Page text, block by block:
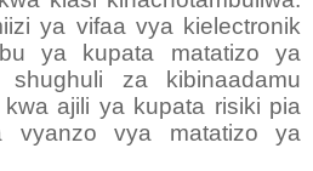
ya vifaa vya kielectronik
ya kupata matatizo ya
za kibinaadamu
ajili ya kupata risiki pia
vyanzo vya matatizo ya